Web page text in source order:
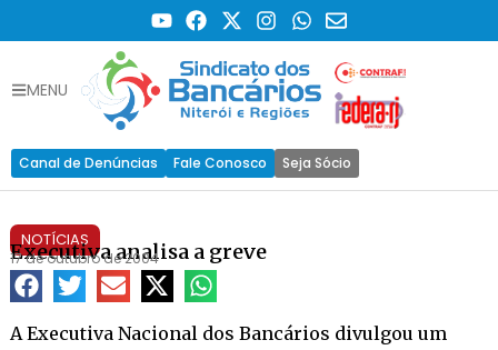
MENU
Canal de Denúncias Fale Conosco Seja Sócio
NOTÍCIAS
Executiva analisa a greve
17 de outubro de 2004
A Executiva Nacional dos Bancários divulgou um